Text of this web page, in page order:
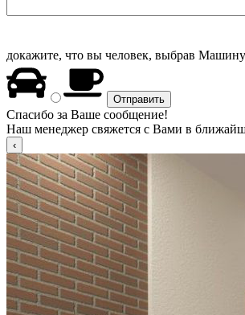
докажите, что вы человек, выбрав Машину
Спасибо за Ваше сообщение!
Наш менеджер свяжется с Вами в